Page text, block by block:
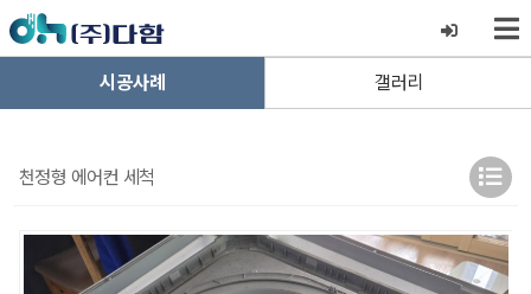
시공사례 갤러리
천정형 에어컨 세척